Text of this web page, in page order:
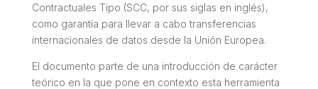
Contractuales Tipo (SCC, por sus siglas en inglés),
como garantía para llevar a cabo transferencias
internacionales de datos desde la Unión Europea.
El documento parte de una introducción de carácter
teórico en la que pone en contexto esta herramienta